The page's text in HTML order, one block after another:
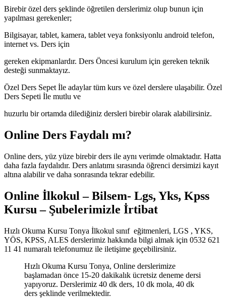
Birebir özel ders şeklinde öğretilen derslerimiz olup bunun için
yapılması gerekenler;
Bilgisayar, tablet, kamera, tablet veya fonksiyonlu android telefon,
internet vs. Ders için
gereken ekipmanlardır. Ders Öncesi kurulum için gereken teknik
desteği sunmaktayız.
Özel Ders Sepet İle adaylar tüm kurs ve özel derslere ulaşabilir. Özel
Ders Sepeti İle mutlu ve
huzurlu bir ortamda dilediğiniz dersleri birebir olarak alabilirsiniz.
Online Ders Faydalı mı?
Online ders, yüz yüze birebir ders ile aynı verimde olmaktadır. Hatta
daha fazla faydalıdır. Ders anlatımı sırasında öğrenci dersimizi kayıt
altına alabilir ve daha sonrasında tekrar edebilir.
Online İlkokul – Bilsem- Lgs, Yks, Kpss
Kursu – Şubelerimizle İrtibat
Hızlı Okuma Kursu Tonya İlkokul sınıf eğitmenleri, LGS , YKS,
YÖS, KPSS, ALES derslerimiz hakkında bilgi almak için 0532 621
11 41 numaralı telefonumuz ile iletişime geçebilirsiniz.
Hızlı Okuma Kursu Tonya, Online derslerimize
başlamadan önce 15-20 dakikalık ücretsiz deneme dersi
yapıyoruz. Derslerimiz 40 dk ders, 10 dk mola, 40 dk
ders şeklinde verilmektedir.